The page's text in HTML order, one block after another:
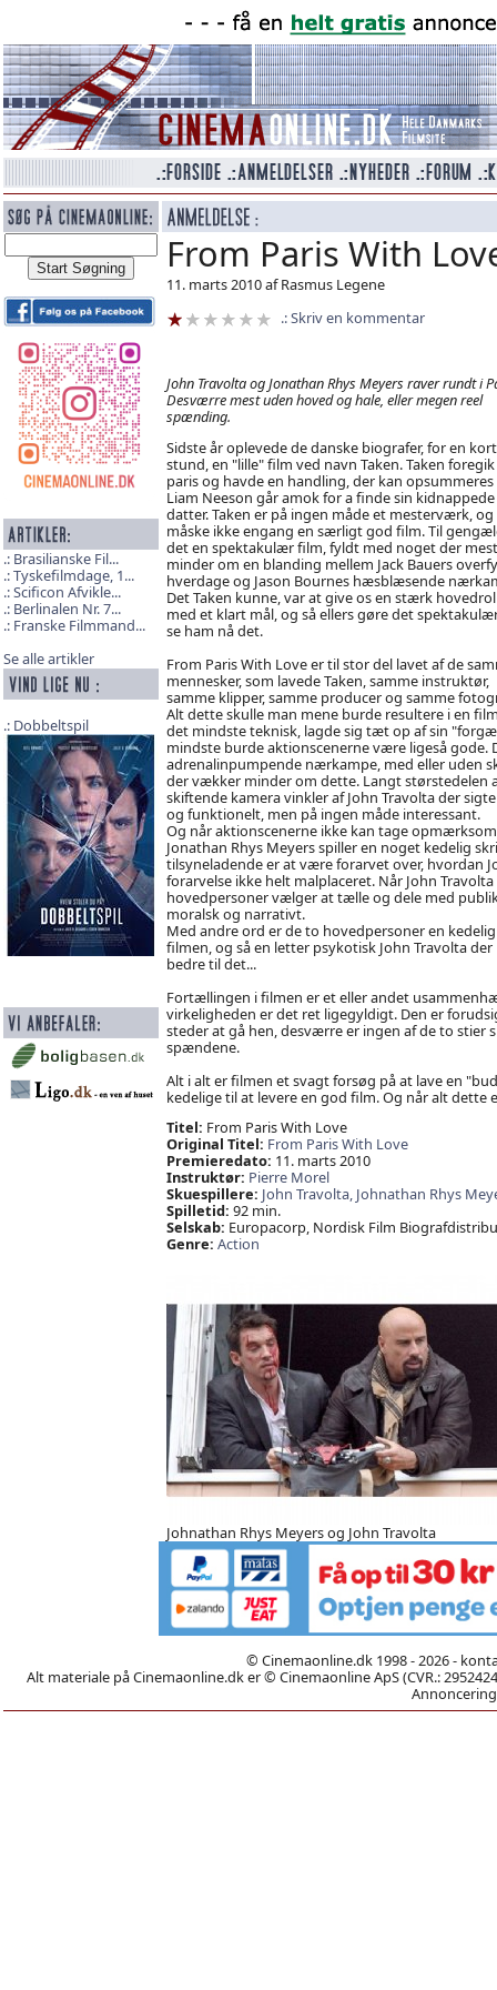
Brasilianske Fil...
Tyskefilmdage, 1...
Scificon Afvikle...
Berlinalen Nr. 7...
Franske Filmmand...
Se alle artikler
Dobbeltspil
From Paris With
11. marts 2010 af Rasmus Legene
Skriv en kommentar
John Travolta og Jonathan Rhys Meyers raver rundt i
Desværre mest uden hoved og hale, eller megen reel
spænding.
Sidste år oplevede de danske biografer, for en kort
stund, en "lille" film ved navn Taken. Taken foregik
paris og havde en handling, der kan opsummeres
Liam Neeson går amok for a finde sin kidnappede
datter. Taken er på ingen måde et mesterværk, og
måske ikke engang en særligt god film. Til
det en spektakulær film, fyldt med noget der
minder om en blanding mellem Jack Bauers
hverdage og Jason Bournes hæsblæsende
Det Taken kunne, var at give os en stærk
med et klart mål, og så ellers gøre det
se ham nå det.
From Paris With Love er til stor del lavet af de
mennesker, som lavede Taken, samme instruktør,
samme klipper, samme producer og samme
Alt dette skulle man mene burde resultere i en
det mindste teknisk, lagde sig tæt op af sin
mindste burde aktionscenerne være ligeså
adrenalinpumpende nærkampe, med eller uden
der vækker minder om dette. Langt størstedelen
skiftende kamera vinkler af John Travolta der
og funktionelt, men på ingen måde interessant.
Og når aktionscenerne ikke kan tage
Jonathan Rhys Meyers spiller en noget kedelig
tilsyneladende er at være forarvet over, hvordan
forarvelse ikke helt malplaceret. Når John
hovedpersoner vælger at tælle og dele med
moralsk og narrativt.
Med andre ord er de to hovedpersoner en
filmen, og så en letter psykotisk John Travolta
bedre til det...
Fortællingen i filmen er et eller andet
virkeligheden er det ret ligegyldigt. Den er
steder at gå hen, desværre er ingen af de to
spændene.
Alt i alt er filmen et svagt forsøg på at lave en
kedelige til at levere en god film. Og når alt
Titel: From Paris With Love
Original Titel: From Paris With Love
Premieredato: 11. marts 2010
Instruktør: Pierre Morel
Skuespillere: John Travolta, Johnathan Rhys
Spilletid: 92 min.
Selskab: Europacorp, Nordisk Film
Genre: Action
Johnathan Rhys Meyers og John Travolta
© Cinemaonline.dk 1998 - 2026 -
Alt materiale på Cinemaonline.dk er © Cinemaonline ApS (CVR.: